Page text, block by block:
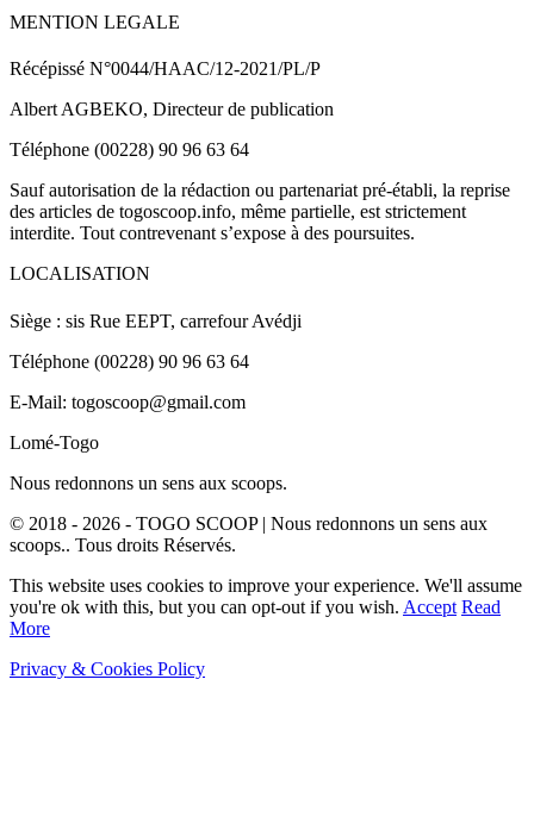
MENTION LEGALE
Récépissé N°0044/HAAC/12-2021/PL/P
Albert AGBEKO, Directeur de publication
Téléphone (00228) 90 96 63 64
Sauf autorisation de la rédaction ou partenariat pré-établi, la reprise
des articles de togoscoop.info, même partielle, est strictement
interdite. Tout contrevenant s’expose à des poursuites.
LOCALISATION
Siège : sis Rue EEPT, carrefour Avédji
Téléphone (00228) 90 96 63 64
E-Mail: togoscoop@gmail.com
Lomé-Togo
Nous redonnons un sens aux scoops.
© 2018 - 2026 - TOGO SCOOP | Nous redonnons un sens aux
scoops.. Tous droits Réservés.
This website uses cookies to improve your experience. We'll assume
you're ok with this, but you can opt-out if you wish. Accept Read
More
Privacy & Cookies Policy